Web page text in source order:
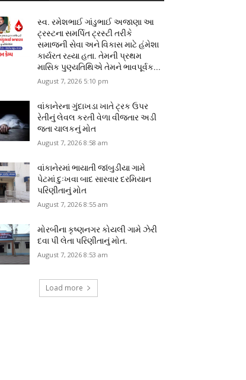
સ્વ. રમેશભાઈ ગાંડુભાઈ અજાણા આ
ટ્રસ્ટના સમર્પિત ટ્રસ્ટી તરીકે
સમાજની સેવા અને વિકાસ માટે હંમેશા
કાર્યરત રહ્યા હતા. તેમની પ્રથમ
માસિક પુણ્યતિથિએ તેમને ભાવપૂર્વક...
August 7, 2026 5:10 pm
વાંકાનેરના ગુંદાખડા ખાતે ટ્રક ઉપર
રેતીનું લેવલ કરતી વેળા વીજતાર અડી
જતા ચાલકનું મોત
August 7, 2026 8:58 am
વાંકાનેરમાં ભાયાતી જાંબુડીયા ગામે
પેટમાં દુઃખવા બાદ સારવાર દરમિયાન
પરિણીતાનું મોત
August 7, 2026 8:55 am
મોરબીના કૃષ્ણનગર કોયલી ગામે ઝેરી
દવા પી લેતા પરિણીતાનું મોત.
August 7, 2026 8:53 am
Load more